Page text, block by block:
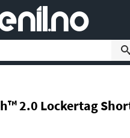
nil no
2.0 Lockertag